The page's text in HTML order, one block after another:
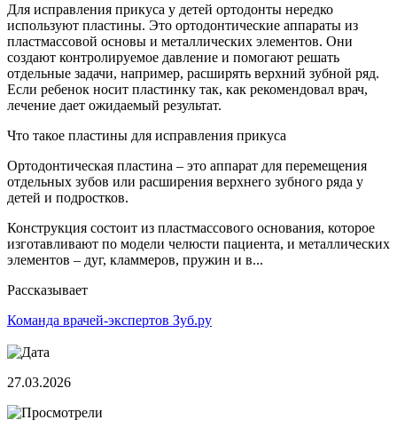
Для исправления прикуса у детей ортодонты нередко
используют пластины. Это ортодонтические аппараты из
пластмассовой основы и металлических элементов. Они
создают контролируемое давление и помогают решать
отдельные задачи, например, расширять верхний зубной ряд.
Если ребенок носит пластинку так, как рекомендовал врач,
лечение дает ожидаемый результат.
Что такое пластины для исправления прикуса
Ортодонтическая пластина – это аппарат для перемещения
отдельных зубов или расширения верхнего зубного ряда у
детей и подростков.
Конструкция состоит из пластмассового основания, которое
изготавливают по модели челюсти пациента, и металлических
элементов – дуг, кламмеров, пружин и в...
Рассказывает
Команда врачей-экспертов Зуб.ру
27.03.2026